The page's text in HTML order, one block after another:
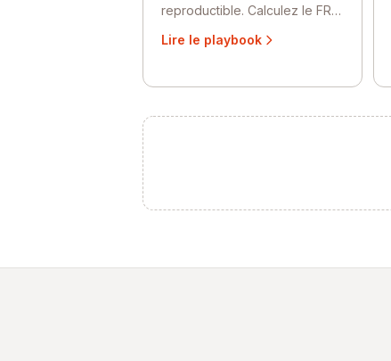
reproductible. Calculez le FRT
par taux de non-respect,
hypothétiques et produisez un
Lire le playbook